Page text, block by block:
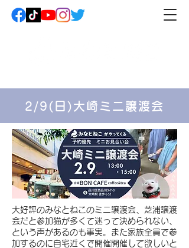
2/9(日)大崎ミニ譲渡会
​大好評のみなとねこのミニ譲渡会、芝浦譲渡
会だと参加猫が多くて迷って決められない、
という声があるのも事実。また家族全員で参
加するのに自宅近くで開催開催して欲しいと